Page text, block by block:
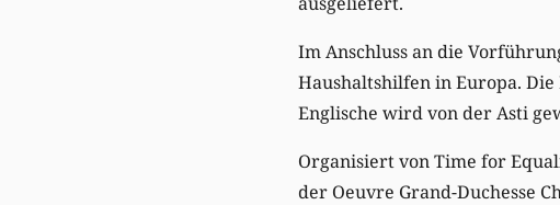
Im Anschluss an die
Haushaltshilfen in Europa.
Englische wird von der Asti
Organisiert von Time for
der Oeuvre Grand-Duchesse